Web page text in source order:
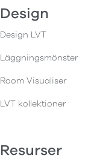
Design
Design LVT
Läggningsmönster
Room Visualiser
LVT kollektioner
Resurser